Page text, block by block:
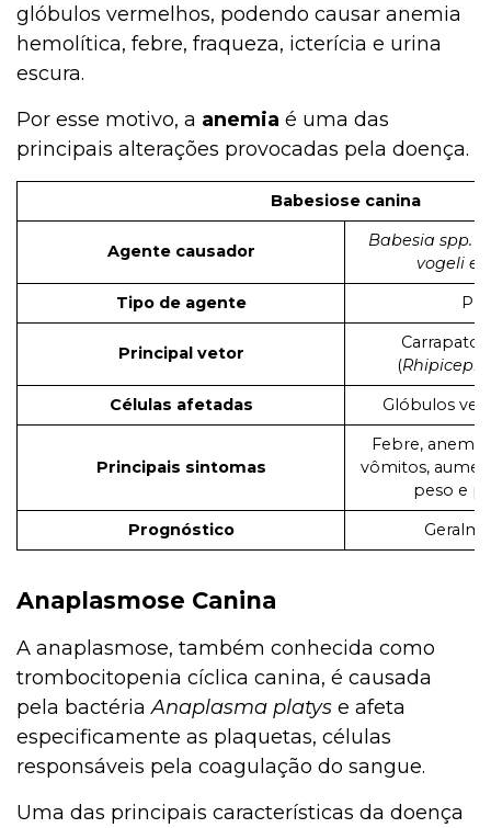
glóbulos vermelhos, podendo causar anemia
hemolítica, febre, fraqueza, icterícia e urina
escura.
Por esse motivo, a anemia é uma das
principais alterações provocadas pela doença.
Babesiose canina
Agente causador
Babesia spp.
vogeli e
Tipo de agente
Principal vetor
(
Células afetadas
Glóbulos
Principais sintomas
Febre,
vômitos,
peso e
Prognóstico
Anaplasmose Canina
A anaplasmose, também conhecida como
trombocitopenia cíclica canina, é causada
pela bactériaAnaplasma platys e afeta
especificamente as plaquetas, células
responsáveis pela coagulação do sangue.
Uma das principais características da doença